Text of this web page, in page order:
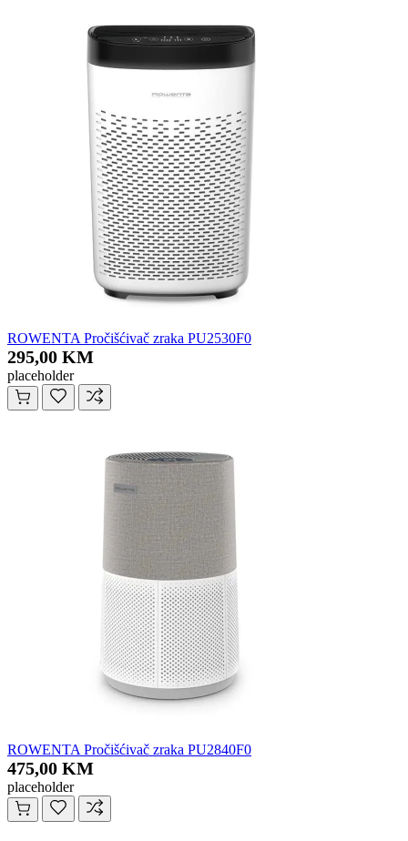
ROWENTA Pročišćivač zraka PU2530F0
295,00 KM
placeholder
ROWENTA Pročišćivač zraka PU2840F0
475,00 KM
placeholder